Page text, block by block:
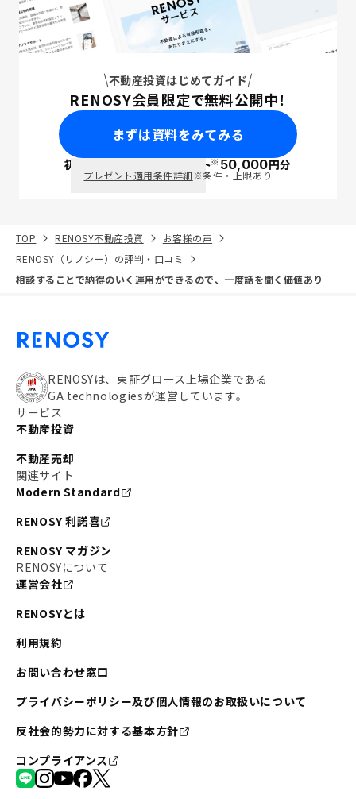
不動産投資はじめてガイド
RENOSY会員限定で無料公開中！
まずは資料をみてみる
初回面談で ポイント※50,000円分
プレゼント適用条件詳細※条件・上限あり
TOP RENOSY不動産投資
お客様の声
RENOSY（リノシー）の評判・口コミ
相談することで納得のいく運用ができるので、一度話を聞く価値あり
RENOSYは、東証グロース上場企業である
GA technologiesが運営しています。
サービス
不動産投資
不動産売却
関連サイト
Modern Standard
RENOSY 利諾喜
RENOSY マガジン
RENOSYについて
運営会社
RENOSYとは
利用規約
お問い合わせ窓口
プライバシーポリシー及び個人情報のお取扱いについて
反社会的勢力に対する基本方針
コンプライアンス